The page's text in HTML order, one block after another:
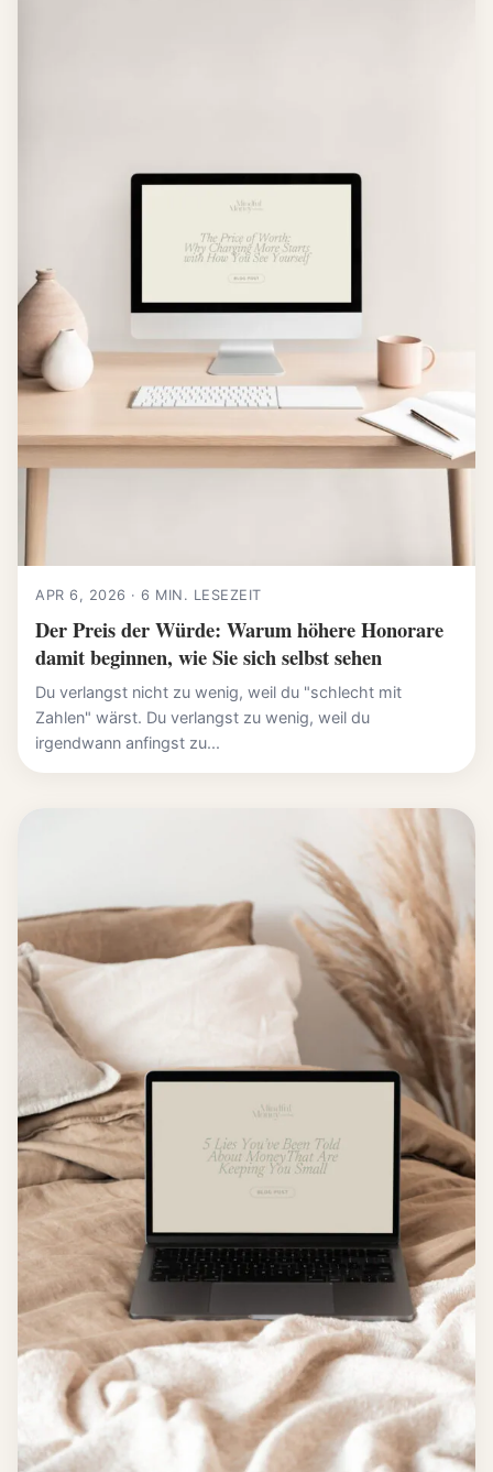
APR 6, 2026 · 6 MIN. LESEZEIT
Der Preis der Würde: Warum höhere Honorare
damit beginnen, wie Sie sich selbst sehen
Du verlangst nicht zu wenig, weil du "schlecht mit
Zahlen" wärst. Du verlangst zu wenig, weil du
irgendwann anfingst zu...